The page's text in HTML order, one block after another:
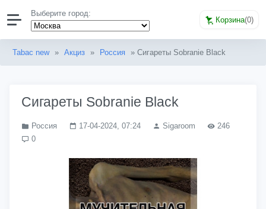
Выберите город:
Корзина(0)
Tabac new » Акциз » Россия » Сигареты Sobranie Black
Сигареты Sobranie Black
Россия 17-04-2024, 07:24 Sigaroom
246
0